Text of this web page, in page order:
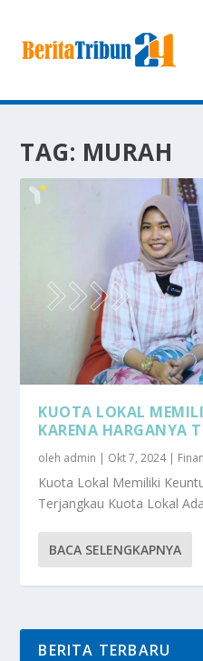
TAG: MURAH
KUOTA LOKAL
KARENA HARGANYA
oleh admin | Okt 7, 2024|
Kuota Lokal Memiliki
Terjangkau Kuota Lokal
BACA SELENGKAPNYA
BERITA TERBARU